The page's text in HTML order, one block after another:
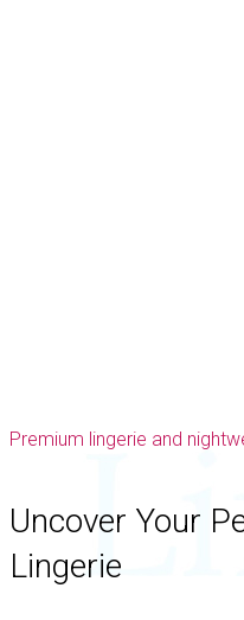
Premium lingerie and
Uncover Your
Lingerie